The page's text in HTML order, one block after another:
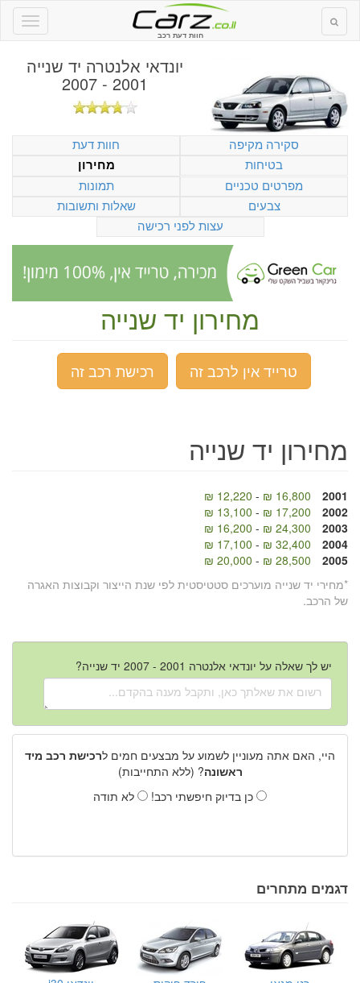
חוות דעת רכב
יונדאי אלנטרה יד שנייה
2001 - 2007
סקירה מקיפה
חוות דעת
בטיחות
מחירון
מפרטים טכניים
תמונות
צבעים
שאלות ותשובות
עצות לפני רכישה
מחירון יד שנייה
טרייד אין לרכב זה רכישת רכב זה
מחירון יד שנייה
2001
16,800 ₪
-
12,220 ₪
2002
17,200 ₪
-
13,100 ₪
2003
24,300 ₪
-
16,200 ₪
2004
32,400 ₪
-
17,100 ₪
2005
28,500 ₪
-
20,000 ₪
*מחירי יד שנייה מוערכים סטטיסטית לפי שנת הייצור וקבוצות האגרה
של הרכב.
יש לך שאלה על יונדאי אלנטרה 2001 - 2007 יד שנייה?
היי, האם אתה מעוניין לשמוע על מבצעים חמים לרכישת רכב מיד
ראשונה? (ללא התחייבות)
כן בדיוק חיפשתי רכב!
לא תודה
דגמים מתחרים